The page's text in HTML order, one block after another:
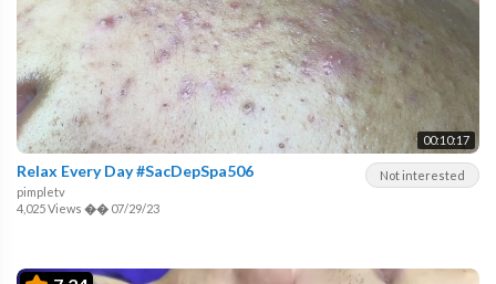
00:10:17
Not interested
Relax Every Day #SacDepSpa506
pimpletv
4,025 Views �� 07/29/23